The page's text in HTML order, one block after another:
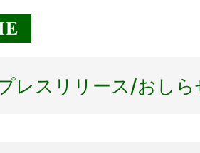
レスリリース/おしら